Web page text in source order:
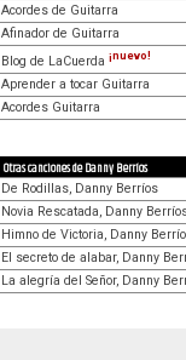
Acordes de Guitarra
Afinador de Guitarra
Blog de LaCuerda ¡nuevo!
Aprender a tocar Guitarra
Acordes Guitarra
Otras canciones de Danny Berríos
De Rodillas, Danny Berríos
Novia Rescatada, Danny
Himno de Victoria, Danny
El secreto de alabar, Danny
La alegría del Señor, Danny